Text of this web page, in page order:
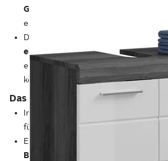
Garderobenstangen oder
einfach an der Wand befestigt werden.
Das gesammelte Schuhwerk der
einen geräumigen Schuhschrank,
entsprechender Ausstattung auch als
komfortablen Binden der
Das Badezimmer: Platz für die
Im Badezimmer sorgen funktionale
für
Übersicht und Wohlfühl-
Ein Waschtisch bietet dir zusätzlichen
Badezimmer-Utensilien.